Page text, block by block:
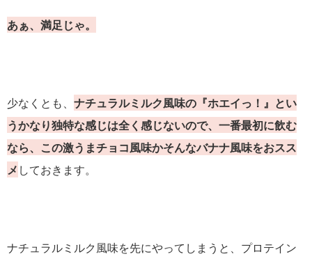
あぁ、満足じゃ。
少なくとも、 ナチュラルミルク風味の『ホエイっ！』とい
うかなり独特な感じは全く感じないので、一番最初に飲む
なら、この激うまチョコ風味かそんなバナナ風味をおスス
メ しておきます。
ナチュラルミルク風味を先にやってしまうと、プロテイン